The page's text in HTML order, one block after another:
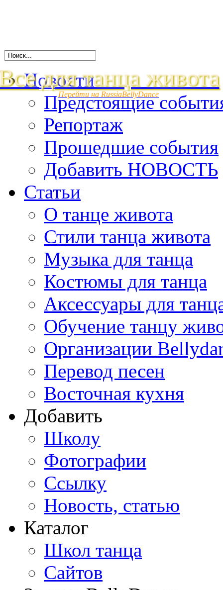
для танца живота
Перейти на RussiaBellyDance
Новости
Предстоящие
Репортаж
Прошедшие события
Добавить НОВОСТЬ
Статьи
О танце живота
Стили танца живота
Музыка для танца
Костюмы для танца
Аксессуары для
Обучение танцу
Организации
Перевод песен
Восточная кухня
Добавить
Школу
Фотографии
Ссылку
Новость, статью
Каталог
Школ танца
Сайтов